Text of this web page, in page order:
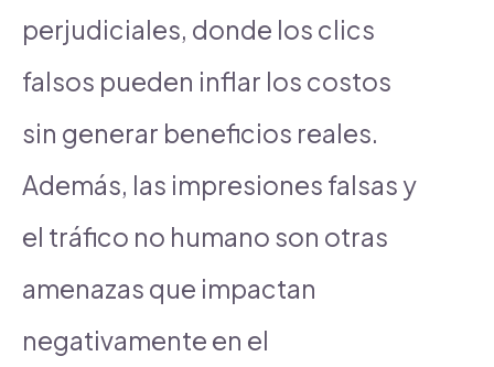
perjudiciales, donde los clics
falsos pueden inflar los costos
sin generar beneficios reales.
Además, las impresiones falsas y
el tráfico no humano son otras
amenazas que impactan
negativamente en el